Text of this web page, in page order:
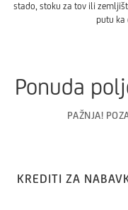
stado, stoku za tov ili
putu ka
Ponuda
PAŽNJA!
KREDITI ZA